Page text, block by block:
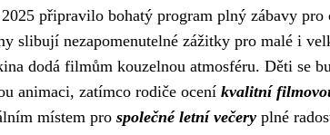
připravilo bohatý program plný zábavy pro
slibují nezapomenutelné zážitky pro malé i
dodá filmům kouzelnou atmosféru. Děti se
animaci, zatímco rodiče ocení kvalitní
místem pro společné letní večery plné